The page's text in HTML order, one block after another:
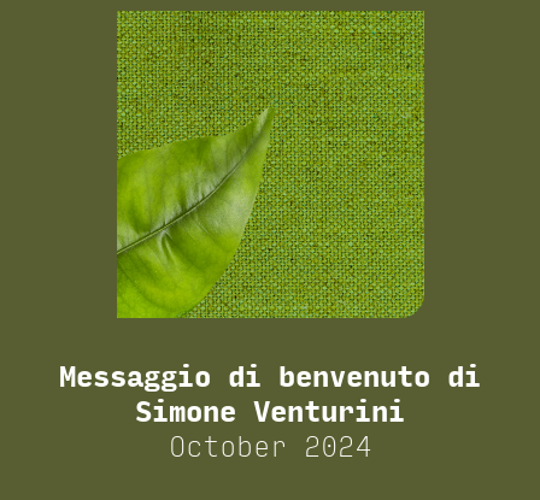
Messaggio di benvenuto di
Simone Venturini
October 2024